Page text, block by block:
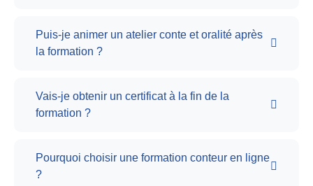
Puis-je animer un atelier conte et oralité après
la formation ?
Vais-je obtenir un certificat à la fin de la
formation ?
Pourquoi choisir une formation conteur en ligne
?